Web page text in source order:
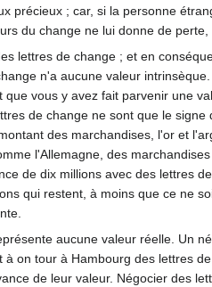
précieux ; car, si la personne
du change ne lui donne de
lettres de change ; et en
n'a aucune valeur
vous y avez fait parvenir une
de change ne sont que le
des marchandises, l'or et
l'Allemagne, des
de dix millions avec des lettres
qui restent, à moins que ce ne
aucune valeur réelle. Un
on tour à Hambourg des lettres
de leur valeur. Négocier des